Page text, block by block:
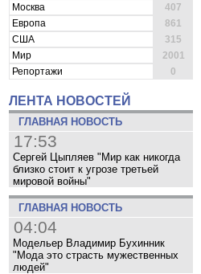
Москва
407
Европа
861
США
315
Мир
2001
Репортажи
0
ЛЕНТА НОВОСТЕЙ
ГЛАВНАЯ НОВОСТЬ
17:53
Сергей Цыпляев "Мир как никогда
близко стоит к угрозе третьей
мировой войны"
ГЛАВНАЯ НОВОСТЬ
04:04
Модельер Владимир Бухинник
"Мода это страсть мужественных
людей"